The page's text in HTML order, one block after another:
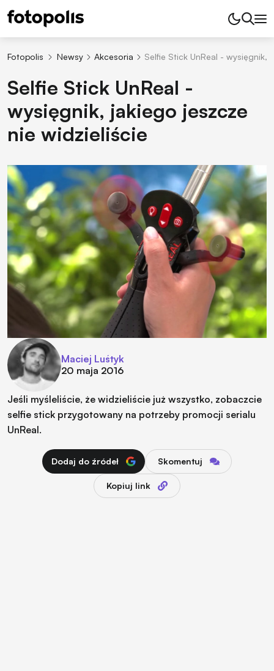
Fotopolis Newsy Akcesoria Selfie Stick UnReal - wysięgnik,
Selfie Stick UnReal -
wysięgnik, jakiego jeszcze
nie widzieliście
Maciej Luśtyk
20 maja 2016
Jeśli myśleliście, że widzieliście już wszystko, zobaczcie
selfie stick przygotowany na potrzeby promocji serialu
UnReal.
Dodaj do źródeł Skomentuj
Kopiuj link